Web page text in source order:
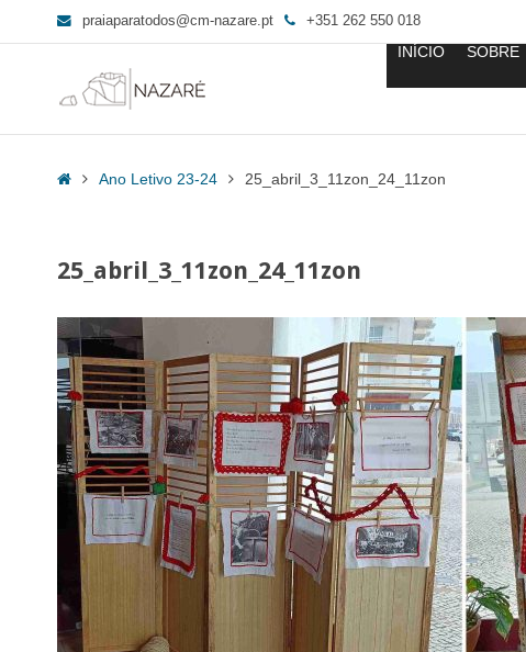
praiaparatodos@cm-nazare.pt +351 262 550 018
INÍCIO SOBRE
HomeAno Letivo 23-24 25_abril_3_11zon_24_11zon
25_abril_3_11zon_24_11zon